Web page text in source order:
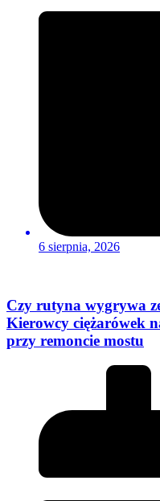
6 sierpnia, 2026
Czy rutyna wygrywa
Kierowcy ciężarówek
przy remoncie mostu